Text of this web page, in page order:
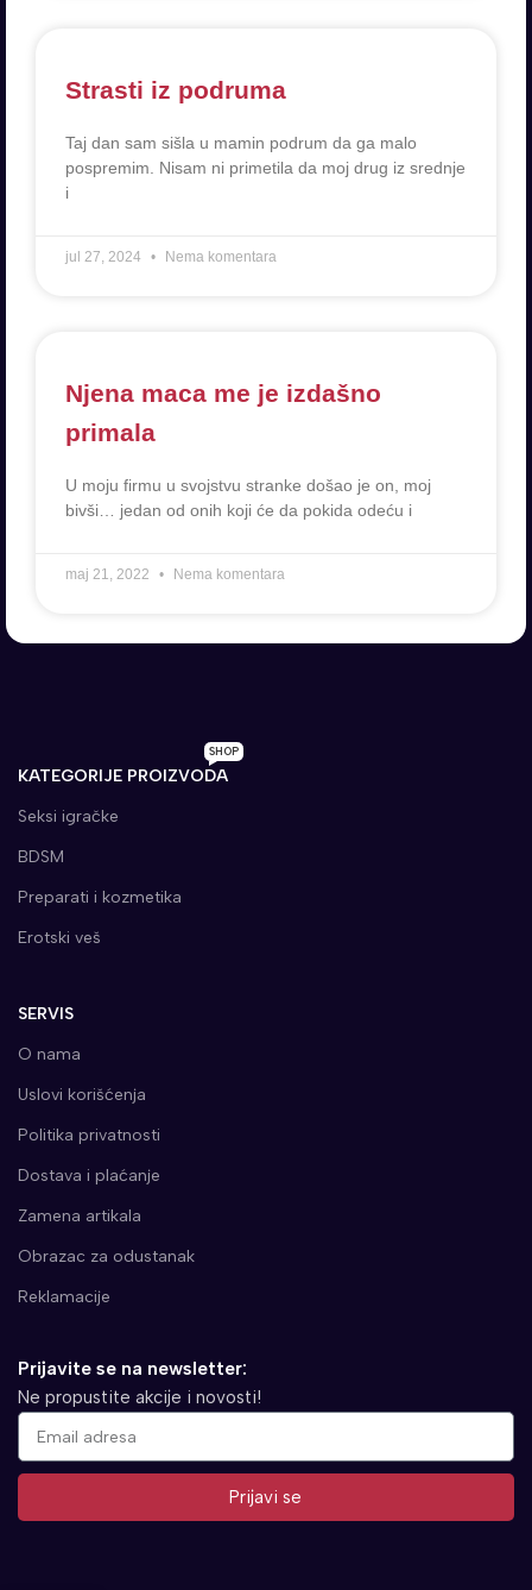
Strasti iz podruma
Taj dan sam sišla u mamin podrum da ga malo
pospremim. Nisam ni primetila da moj drug iz srednje
i
jul 27, 2024 Nema komentara
Njena maca me je izdašno
primala
U moju firmu u svojstvu stranke došao je on, moj
bivši… jedan od onih koji će da pokida odeću i
maj 21, 2022 Nema komentara
KATEGORIJE PROIZVODA
SHOP
Seksi igračke
BDSM
Preparati i kozmetika
Erotski veš
SERVIS
O nama
Uslovi korišćenja
Politika privatnosti
Dostava i plaćanje
Zamena artikala
Obrazac za odustanak
Reklamacije
Prijavite se na newsletter:
Ne propustite akcije i novosti!
Prijavi se